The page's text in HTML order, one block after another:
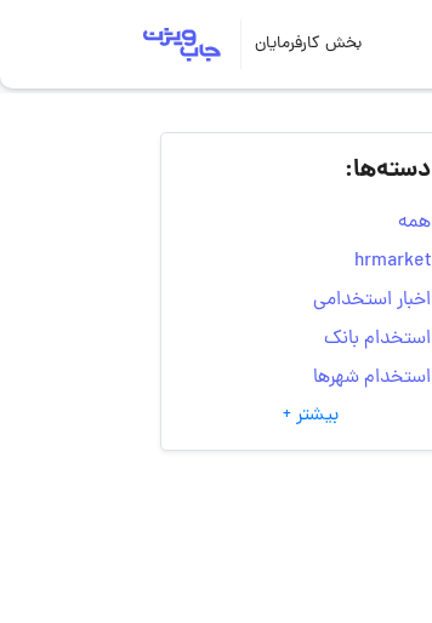
بخش کارفرمایان
دسته‌ها:
همه
hrmarket
اخبار استخدامی
استخدام بانک
استخدام شهرها
انتخاب مسیر شغلی
به‌روزرسانی‌های سایت
بیشتر +